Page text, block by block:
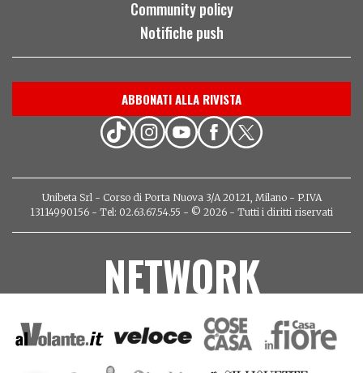
Community policy
Notifiche push
ABBONATI ALLA RIVISTA
Unibeta Srl - Corso di Porta Nuova 3/A 20121, Milano - P.IVA
13114990156 - Tel: 02.63.67.54.55 - © 2026 - Tutti i diritti riservati
NETWORK